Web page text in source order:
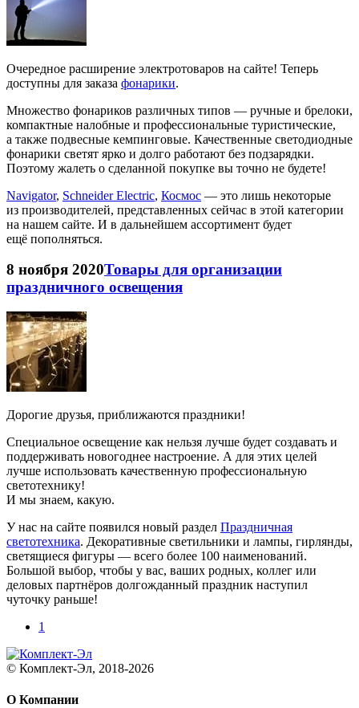
Очередное расширение электротоваров на сайте! Теперь
доступны для заказа фонарики.
Множество фонариков различных типов — ручные и брелоки,
компактные налобные и профессиональные туристические,
а также подвесные кемпинговые. Качественные светодиодные
фонарики светят ярко и долго работают без подзарядки.
Поэтому жалеть о сделанной покупке вы точно не будете!
Navigator, Schneider Electric, Космос — это лишь некоторые
из производителей, представленных сейчас в этой категории
на нашем сайте. И в дальнейшем ассортимент будет
ещё пополняться.
8 ноября 2020Товары для организации
праздничного освещения
Дорогие друзья, приближаются праздники!
Специальное освещение как нельзя лучше будет создавать и
поддерживать новогоднее настроение. А для этих целей
лучше использовать качественную профессиональную
светотехнику!
И мы знаем, какую.
У нас на сайте появился новый раздел Праздничная
светотехника. Декоративные светильники и лампы, гирлянды,
светящиеся фигуры — всего более 100 наименований.
Большой выбор, чтобы у вас, ваших родных, коллег или
деловых партнёров долгожданный праздник наступил
чуточку раньше!
1
© Комплект-Эл, 2018-2026
О Компании